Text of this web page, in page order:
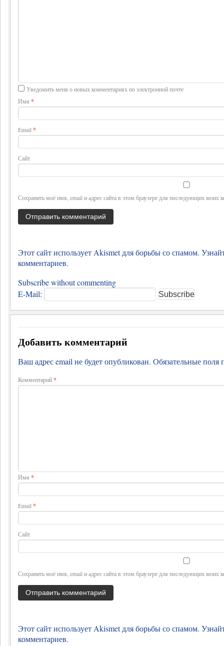
Уведомить меня о новых комментариях по электронной почте
Имя *
Email *
Сайт
Сохранить моё имя, email и адрес сайта в этом браузере для последующих моих
Этот сайт использует Akismet для борьбы со спамом.
комментариев.
Subscribe without commenting
E-Mail:
Добавить комментарий
Ваш адрес email не будет опубликован. Обязательные
Комментарий*
Имя *
Email *
Сайт
Сохранить моё имя, email и адрес сайта в этом браузере для последующих моих
Этот сайт использует Akismet для борьбы со спамом.
комментариев.